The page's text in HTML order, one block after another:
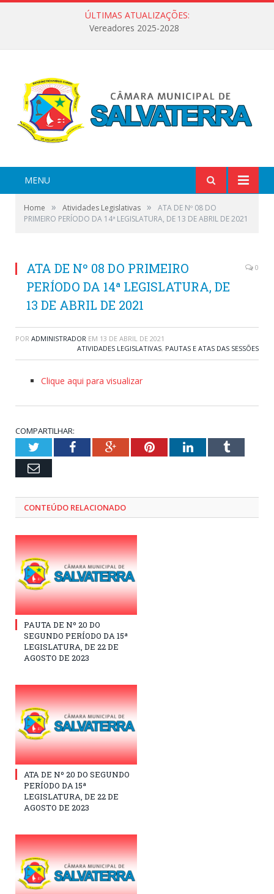
ÚLTIMAS ATUALIZAÇÕES:
Vereadores 2025-2028
MENU
Home » Atividades Legislativas »
ATA DE Nº 08 DO
PRIMEIRO PERÍODO DA 14ª LEGISLATURA, DE 13 DE ABRIL DE 2021
ATA DE Nº 08 DO PRIMEIRO
PERÍODO DA 14ª LEGISLATURA, DE
13 DE ABRIL DE 2021
0
POR ADMINISTRADOR EM 13 DE ABRIL DE 2021
ATIVIDADES LEGISLATIVAS, PAUTAS E ATAS DAS SESSÕES
Clique aqui para visualizar
COMPARTILHAR:
TwitterFacebookGoogle+PinterestLinkedInTumblr
Email
CONTEÚDO RELACIONADO
PAUTA DE Nº 20 DO
SEGUNDO PERÍODO DA 15ª
LEGISLATURA, DE 22 DE
AGOSTO DE 2023
ATA DE Nº 20 DO SEGUNDO
PERÍODO DA 15ª
LEGISLATURA, DE 22 DE
AGOSTO DE 2023